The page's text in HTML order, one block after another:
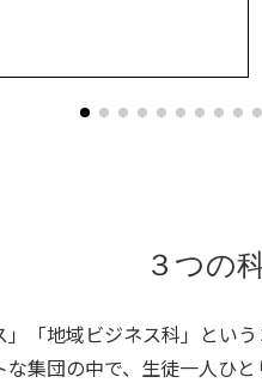
３つの
」「地域ビジネス科」と
集団の中で、生徒一人ひと